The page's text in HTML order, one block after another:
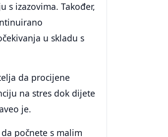
s izazovima. Također,
u skladu s
da procijene
na stres dok dijete
je.
počnete s malim